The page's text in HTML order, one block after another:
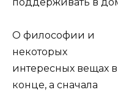
О философии и
некоторых
интересных вещах в
конце, а сначала